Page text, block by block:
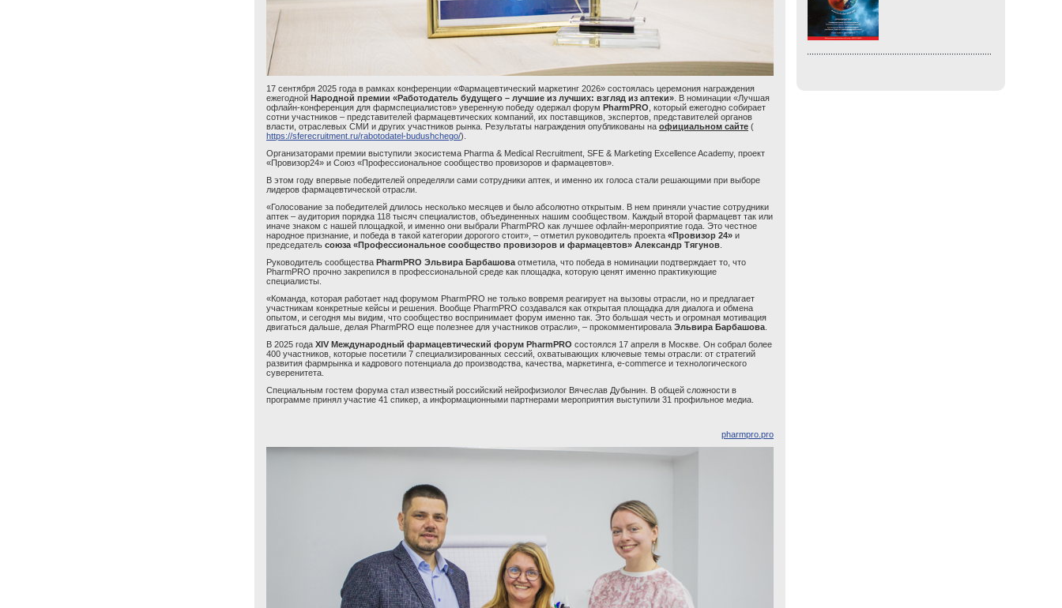
17 сентября 2025 года в рамках конференции «Фармацевтический маркетинг 2026» состоялась церемония награждения
ежегодной Народной премии «Работодатель будущего – лучшие из лучших: взгляд из аптеки» . В номинации «Лучшая
офлайн-конференция для фармспециалистов» уверенную победу одержал форум PharmPRO , который ежегодно собирает
сотни участников – представителей фармацевтических компаний, их поставщиков, экспертов, представителей органов
власти, отраслевых СМИ и других участников рынка. Результаты награждения опубликованы на официальном сайте (
https://sferecruitment.ru/rabotodatel-budushchego/).
Организаторами премии выступили экосистема Pharma & Medical Recruitment, SFE & Marketing Excellence Academy, проект
«Провизор24» и Союз «Профессиональное сообщество провизоров и фармацевтов».
В этом году впервые победителей определяли сами сотрудники аптек, и именно их голоса стали решающими при выборе
лидеров фармацевтической отрасли.
«Голосование за победителей длилось несколько месяцев и было абсолютно открытым. В нем приняли участие сотрудники
аптек – аудитория порядка 118 тысяч специалистов, объединенных нашим сообществом. Каждый второй фармацевт так или
иначе знаком с нашей площадкой, и именно они выбрали PharmPRO как лучшее офлайн-мероприятие года. Это честное
народное признание, и победа в такой категории дорогого стоит», – отметил руководитель проекта «Провизор 24» и
председатель союза «Профессиональное сообщество провизоров и фармацевтов» Александр Тягунов
Руководитель сообщества PharmPRO Эльвира Барбашова отметила, что победа в номинации подтверждает то, что
PharmPRO прочно закрепился в профессиональной среде как площадка, которую ценят именно практикующие
специалисты.
«Команда, которая работает над форумом PharmPRO не только вовремя реагирует на вызовы отрасли, но и предлагает
участникам конкретные кейсы и решения. Вообще PharmPRO создавался как открытая площадка для диалога и обмена
опытом, и сегодня мы видим, что сообщество воспринимает форум именно так. Это большая честь и огромная мотивация
двигаться дальше, делая PharmPRO еще полезнее для участников отрасли», – прокомментировала Эльвира Барбашова
В 2025 года XIV Международный фармацевтический форум PharmPRO состоялся 17 апреля в Москве. Он собрал более
400 участников, которые посетили 7 специализированных сессий, охватывающих ключевые темы отрасли: от стратегий
развития фармрынка и кадрового потенциала до производства, качества, маркетинга, e-commerce и технологического
суверенитета.
Специальным гостем форума стал известный российский нейрофизиолог Вячеслав Дубынин. В общей сложности в
программе принял участие 41 спикер, а информационными партнерами мероприятия выступили 31 профильное медиа.
pharmpro.pro